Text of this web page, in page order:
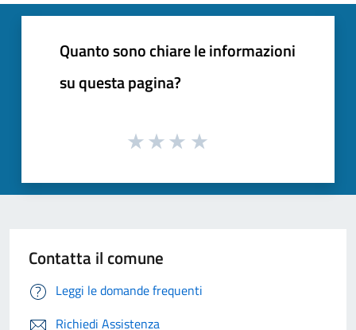
Quanto sono chiare le informazioni
su questa pagina?
Contatta il comune
Leggi le domande frequenti
Richiedi Assistenza